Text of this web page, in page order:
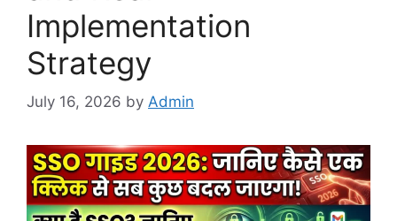
Implementation
Strategy
July 16, 2026 by Admin